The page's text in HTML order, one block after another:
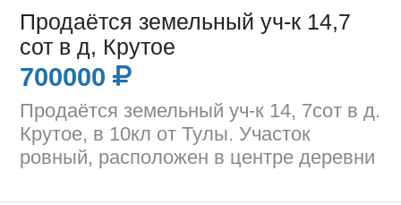
Продаётся земельный уч-к 14,7
сот в д, Крутое
700000
Продаётся земельный уч-к 14, 7сот в д.
Крутое, в 10кл от Тулы. Участок
ровный, расположен в центре деревни